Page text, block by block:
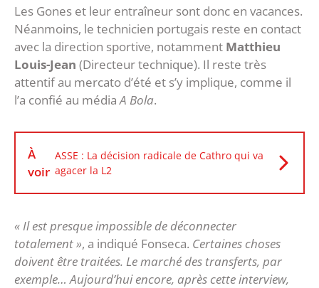
Les Gones et leur entraîneur sont donc en vacances.
Néanmoins, le technicien portugais reste en contact
avec la direction sportive, notamment Matthieu
Louis-Jean (Directeur technique). Il reste très
attentif au mercato d’été et s’y implique, comme il
l’a confié au médiaA Bola.
À
voir
ASSE : La décision radicale de Cathro qui va
agacer la L2
« Il est presque impossible de déconnecter
totalement », a indiqué Fonseca. Certaines choses
doivent être traitées. Le marché des transferts, par
exemple… Aujourd’hui encore, après cette interview,